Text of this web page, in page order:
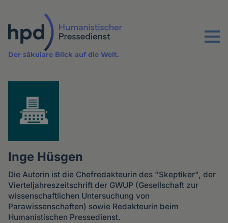
Inhalt
Menu
Der säkulare Blick auf die Welt.
Inge Hüsgen
Die Autorin ist die Chefredakteurin des "Skeptiker", der
Vierteljahreszeitschrift der GWUP (Gesellschaft zur
wissenschaftlichen Untersuchung von
Parawissenschaften) sowie Redakteurin beim
Humanistischen Pressedienst.